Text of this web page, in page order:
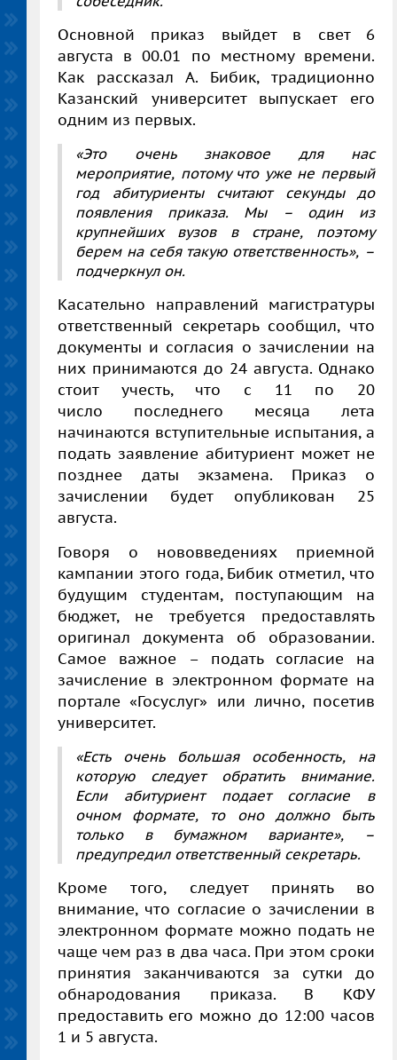
Основной приказ выйдет в свет 6
августа в 00.01 по местному времени.
Как рассказал А. Бибик, традиционно
Казанский университет выпускает его
одним из первых.
«Это очень знаковое для нас
мероприятие, потому что уже не первый
год абитуриенты считают секунды до
появления приказа. Мы – один из
крупнейших вузов в стране, поэтому
берем на себя такую ответственность», –
подчеркнул он.
Касательно направлений магистратуры
ответственный секретарь сообщил, что
документы и согласия о зачислении на
них принимаются до 24 августа. Однако
стоит учесть, что с 11 по 20
число последнего месяца лета
начинаются вступительные испытания, а
подать заявление абитуриент может не
позднее даты экзамена. Приказ о
зачислении будет опубликован 25
августа.
Говоря о нововведениях приемной
кампании этого года, Бибик отметил, что
будущим студентам, поступающим на
бюджет, не требуется предоставлять
оригинал документа об образовании.
Самое важное – подать согласие на
зачисление в электронном формате на
портале «Госуслуг» или лично, посетив
университет.
«Есть очень большая особенность, на
которую следует обратить внимание.
Если абитуриент подает согласие в
очном формате, то оно должно быть
только в бумажном варианте», –
предупредил ответственный секретарь.
Кроме того, следует принять во
внимание, что согласие о зачислении в
электронном формате можно подать не
чаще чем раз в два часа. При этом сроки
принятия заканчиваются за сутки до
обнародования приказа. В КФУ
предоставить его можно до 12:00 часов
1 и 5 августа.